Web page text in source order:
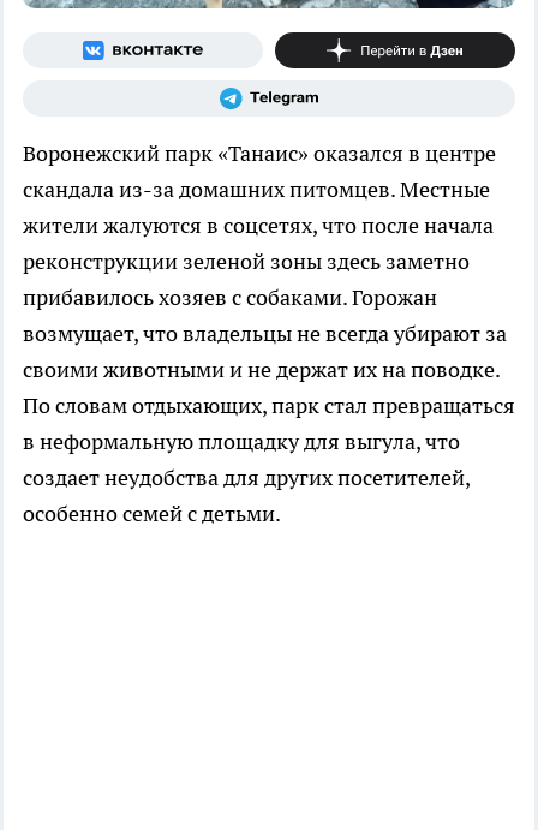
Воронежский парк «Танаис» оказался в центре
скандала из-за домашних питомцев. Местные
жители жалуются в соцсетях, что после начала
реконструкции зеленой зоны здесь заметно
прибавилось хозяев с собаками. Горожан
возмущает, что владельцы не всегда убирают за
своими животными и не держат их на поводке.
По словам отдыхающих, парк стал превращаться
в неформальную площадку для выгула, что
создает неудобства для других посетителей,
особенно семей с детьми.